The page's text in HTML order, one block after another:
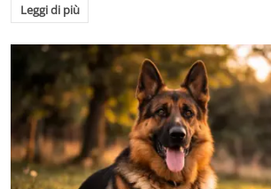
Leggi di più